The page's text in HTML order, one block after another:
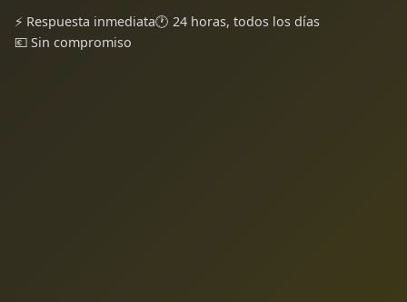
⚡ Respuesta inmediata🕐 24 horas, todos los días
💶 Sin compromiso